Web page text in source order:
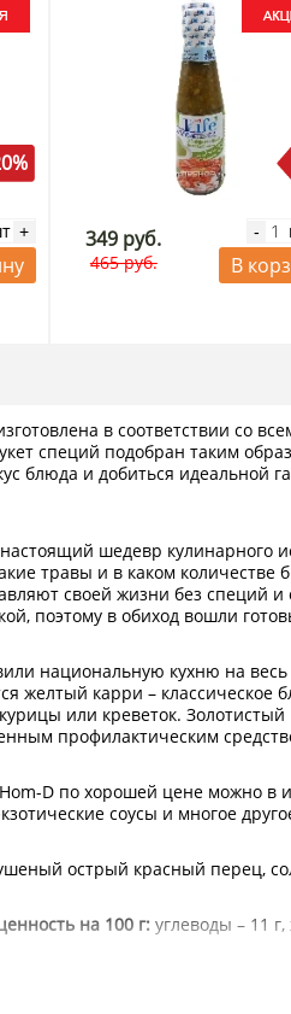
+ 349 руб.
465 руб.
-
В
в соответствии со
специй подобран таким
блюда и добиться идеальной
шедевр кулинарного
травы и в каком количестве
своей жизни без специй и
поэтому в обиход вошли
национальную кухню на
желтый карри – классическое
или креветок.
профилактическим
D по хорошей цене можно в
соусы и многое
острый красный перец,
на 100 г: углеводы – 11